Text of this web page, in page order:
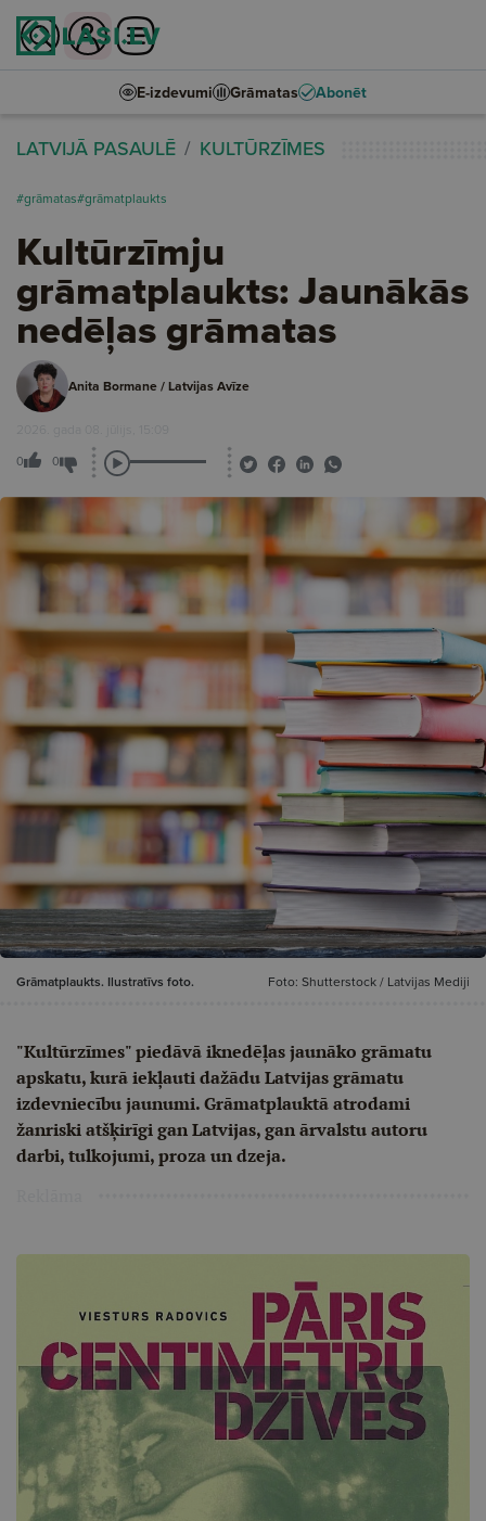
E-izdevumi Grāmatas Abonēt
LATVIJĀ PASAULĒ KULTŪRZĪMES
#grāmatas#grāmatplaukts
Kultūrzīmju
grāmatplaukts: Jaunākās
nedēļas grāmatas
Anita Bormane / Latvijas Avīze
2026. gada 08. jūlijs, 15:09
0 0
Grāmatplaukts. Ilustratīvs foto. Foto: Shutterstock / Latvijas Mediji
"Kultūrzīmes" piedāvā iknedēļas jaunāko grāmatu
apskatu, kurā iekļauti dažādu Latvijas grāmatu
izdevniecību jaunumi. Grāmatplauktā atrodami
žanriski atšķirīgi gan Latvijas, gan ārvalstu autoru
darbi, tulkojumi, proza un dzeja.